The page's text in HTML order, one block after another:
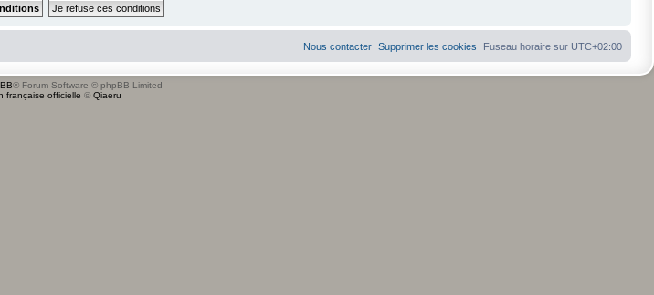
Fuseau horaire sur UTC+02:00
Supprimer les cookies
Nous contacter
® Forum Software © phpBB Limited
française officielle © Qiaeru